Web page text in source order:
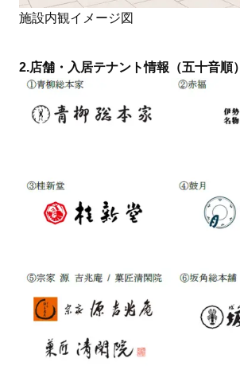
施設内観イメージ図
2.店舗・入居テナント情報（五十音順）